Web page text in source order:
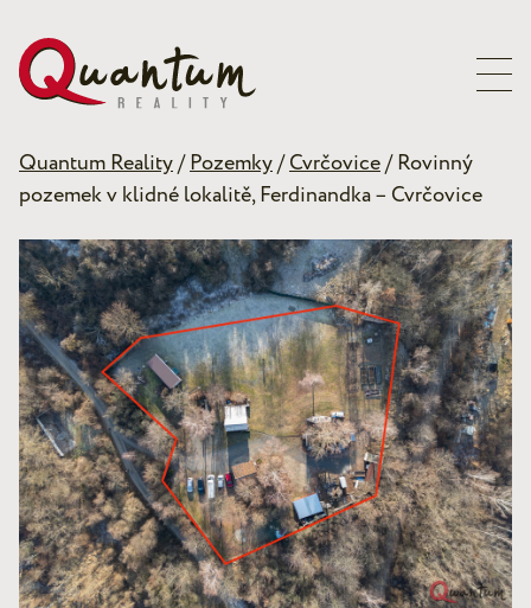
Quantum Reality/Pozemky/Cvrčovice/ Rovinný
pozemek v klidné lokalitě, Ferdinandka – Cvrčovice